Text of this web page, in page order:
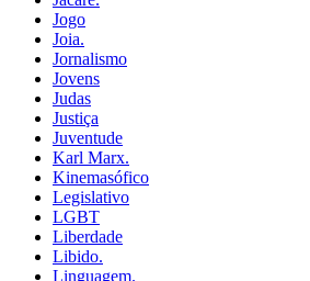
Jogo
Joia.
Jornalismo
Jovens
Judas
Justiça
Juventude
Karl Marx.
Kinemasófico
Legislativo
LGBT
Liberdade
Libido.
Linguagem.